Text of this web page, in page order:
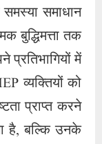
समाधान
बुद्धिमत्ता तक
प्रतिभागियों में
व्यक्तियों को
प्राप्त करने
है, बल्कि उनके